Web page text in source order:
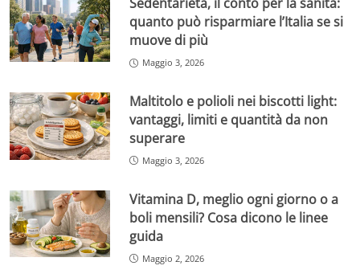
quanto può risparmiare l’Italia se si
muove di più
Maggio 3, 2026
Maltitolo e polioli nei biscotti light:
vantaggi, limiti e quantità da non
superare
Maggio 3, 2026
Vitamina D, meglio ogni giorno o a
boli mensili? Cosa dicono le linee
guida
Maggio 2, 2026